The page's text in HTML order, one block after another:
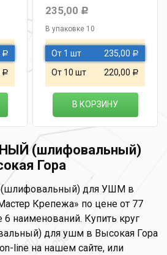
Р
Р
235,00 Р
В упаковке 10
От 1 шт 235,00 Р
От 10 шт 220,00 Р
В КОРЗИНУ
(шлифовальный)
Гора
для УШМ в
Крепежа» по цене от 77
6 наименований. Купить круг
для ушм в Высокая Гора
line на нашем сайте, или